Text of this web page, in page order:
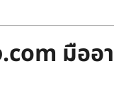
.com มือ